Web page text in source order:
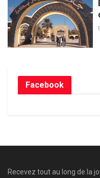
Facebook
Recevez tout au long de la